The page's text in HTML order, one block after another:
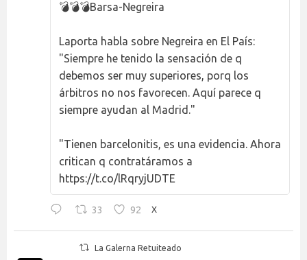
💣💣💣Barsa-Negreira
Laporta habla sobre Negreira en El País:
"Siempre he tenido la sensación de q
debemos ser muy superiores, porq los
árbitros no nos favorecen. Aquí parece q
siempre ayudan al Madrid."
"Tienen barcelonitis, es una evidencia. Ahora
critican q contratáramos a
https://t.co/lRqryjUDTE
33 92 X
La Galerna Retuiteado